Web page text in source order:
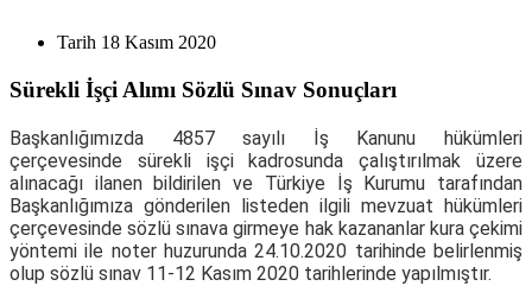
Tarih 18 Kasım 2020
Sürekli İşçi Alımı Sözlü Sınav Sonuçları
Başkanlığımızda 4857 sayılı İş Kanunu hükümleri
çerçevesinde sürekli işçi kadrosunda çalıştırılmak üzere
alınacağı ilanen bildirilen ve Türkiye İş Kurumu tarafından
Başkanlığımıza gönderilen listeden ilgili mevzuat hükümleri
çerçevesinde sözlü sınava girmeye hak kazananlar kura çekimi
yöntemi ile noter huzurunda 24.10.2020 tarihinde belirlenmiş
olup sözlü sınav 11-12 Kasım 2020 tarihlerinde yapılmıştır.